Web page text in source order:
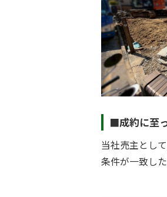
■成約に至
当社売主とし
条件が一致し